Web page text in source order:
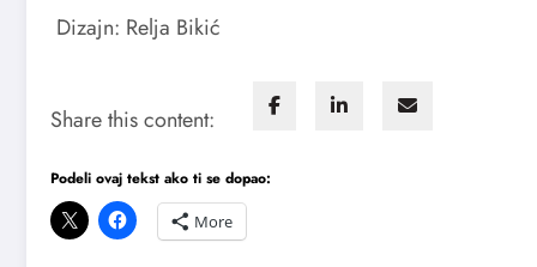
Dizajn: Relja Bikić
Share this content:
Podeli ovaj tekst ako ti se dopao:
More